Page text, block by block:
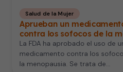
Salud de la Mujer
Aprueban un
contra los sofocos de la
La FDA ha aprobado el uso de
medicamento contra los
la menopausia. Se trata de…